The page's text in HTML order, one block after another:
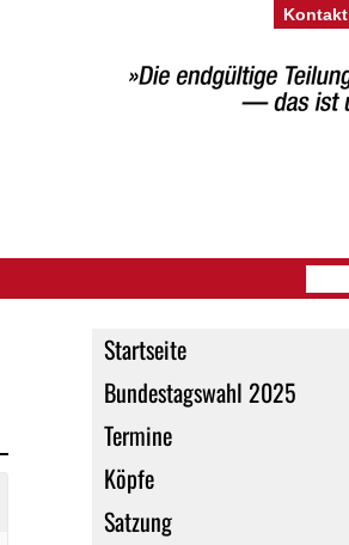
Startseite
Bundestagswahl 2025
Termine
Köpfe
Satzung
Kontakt